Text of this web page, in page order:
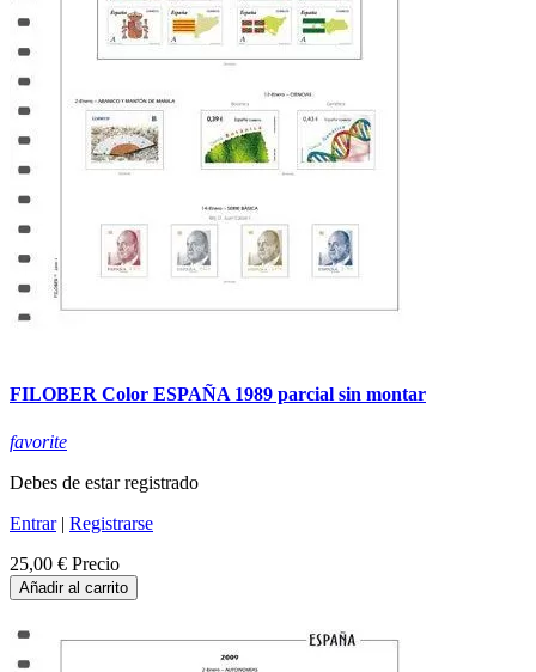
FILOBER Color ESPAÑA 1989 parcial sin montar
favorite
Debes de estar registrado
Entrar| Registrarse
25,00 € Precio
Añadir al carrito